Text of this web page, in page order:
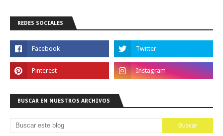
REDES SOCIALES
BUSCAR EN NUESTROS ARCHIVOS